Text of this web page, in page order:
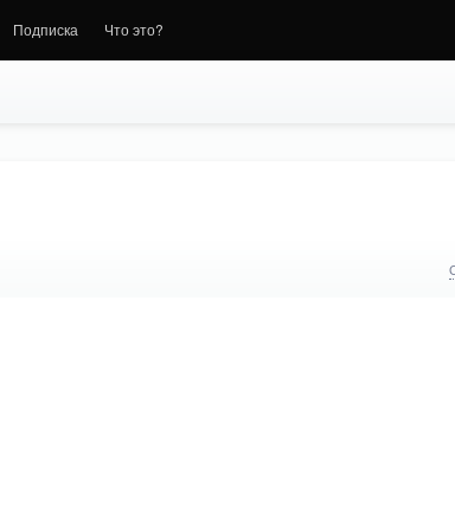
Подписка Что это?